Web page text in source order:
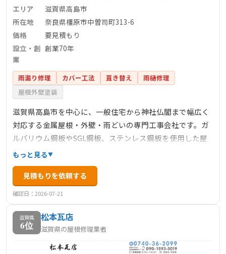
エリア
滋賀県高島市
所在地
奈良県橿原市中曽司町313-6
価格
要見積もり
設立・創
業
創業70年
雨漏り修理 カバー工法 葺き替え
雨樋修理
屋根外壁塗装
滋賀県高島市を中心に、一般住宅から神社仏閣まで幅広く
対応する金属屋根・外壁・雨どいの専門工事会社です。ガ
ルバリウム鋼板やSGL鋼板、ステンレス鋼板を使用した屋
根工事を得意とし、創業70年の豊富な経験と技術で、お客
様の予算に合わせた最適な解決策を提供します。営業担当
者はおらず、屋根職人が直接相談を承り、中間マージンの
ない適正価格で高品質な工事を行っています。
もっと見る
見積もりを依頼する
確認日：2026-07-21
滋賀県
6位
松本瓦店
滋賀県の屋根修理業者